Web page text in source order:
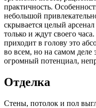
практичность.
небольшой
скрывается целый
только и ждут своего
приходит в голову это
во всем, но на самом деле
огромный потенциал,
Отделка
Стены, потолок и пол